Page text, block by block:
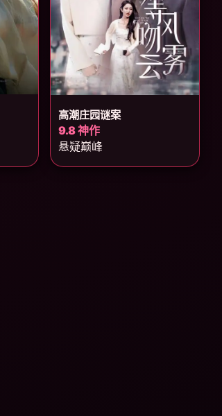
高潮庄园谜案
9.8 神作
悬疑巅峰